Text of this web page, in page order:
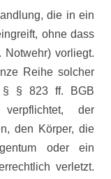
die in ein
ohne dass
Notwehr) vorliegt.
Reihe solcher
§ § 823 ff. BGB
der
den Körper, die
oder ein
verletzt.